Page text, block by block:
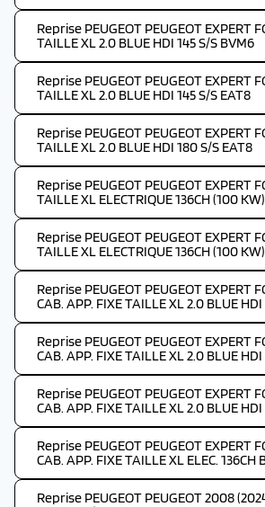
Reprise PEUGEOT PEUGEOT EXPERT
TAILLE XL 2.0 BLUE HDI 145 S/S BVM6
Reprise PEUGEOT PEUGEOT EXPERT
TAILLE XL 2.0 BLUE HDI 145 S/S EAT8
Reprise PEUGEOT PEUGEOT EXPERT
TAILLE XL 2.0 BLUE HDI 180 S/S EAT8
Reprise PEUGEOT PEUGEOT EXPERT
TAILLE XL ELECTRIQUE 136CH (100
Reprise PEUGEOT PEUGEOT EXPERT
TAILLE XL ELECTRIQUE 136CH (100
Reprise PEUGEOT PEUGEOT EXPERT
CAB. APP. FIXE TAILLE XL 2.0 BLUE
Reprise PEUGEOT PEUGEOT EXPERT
CAB. APP. FIXE TAILLE XL 2.0 BLUE
Reprise PEUGEOT PEUGEOT EXPERT
CAB. APP. FIXE TAILLE XL 2.0 BLUE
Reprise PEUGEOT PEUGEOT EXPERT
CAB. APP. FIXE TAILLE XL ELEC. 136CH
Reprise PEUGEOT PEUGEOT 2008